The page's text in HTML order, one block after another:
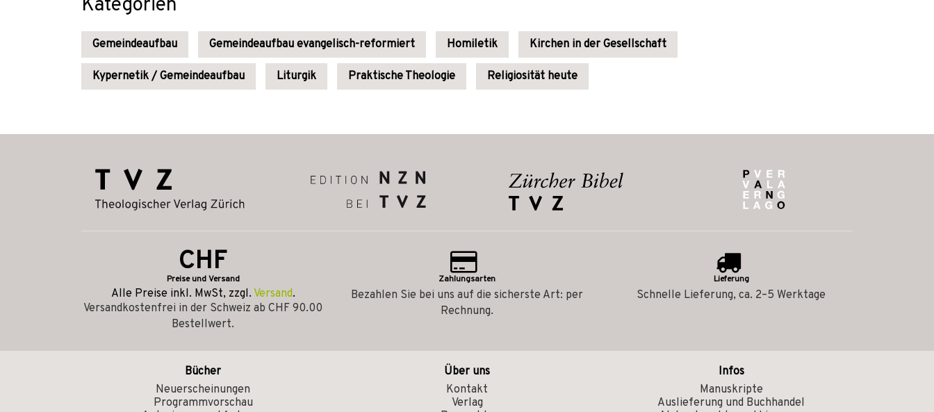
Kategorien
Gemeindeaufbau Gemeindeaufbau evangelisch-reformiert Homiletik Kirchen in der Gesellschaft
Kypernetik / Gemeindeaufbau Liturgik Praktische Theologie Religiosität heute
CHF
Preise und Versand
Alle Preise inkl. MwSt, zzgl. Versand.
Versandkostenfrei in der Schweiz ab CHF 90.00
Bestellwert.
Zahlungsarten
Bezahlen Sie bei uns auf die sicherste Art: per
Rechnung.
Lieferung
Schnelle Lieferung, ca. 2–5 Werktage
Bücher
Neuerscheinungen
Programmvorschau
Über uns
Kontakt
Verlag
Infos
Manuskripte
Auslieferung und Buchhandel